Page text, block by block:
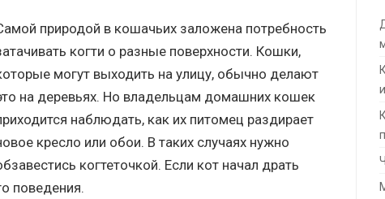
природой в кошачьих заложена потребность
когти о разные поверхности. Кошки,
могут выходить на улицу, обычно делают
на деревьях. Но владельцам домашних кошек
наблюдать, как их питомец раздирает
кресло или обои. В таких случаях нужно
когтеточкой. Если кот начал драть
поведения.